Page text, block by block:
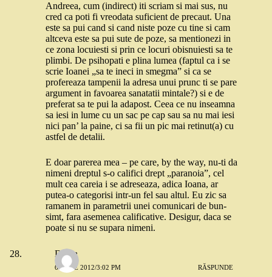
Andreea, cum (indirect) iti scriam si mai sus, nu
cred ca poti fi vreodata suficient de precaut. Una
este sa pui cand si cand niste poze cu tine si cam
altceva este sa pui sute de poze, sa mentionezi in
ce zona locuiesti si prin ce locuri obisnuiesti sa te
plimbi. De psihopati e plina lumea (faptul ca i se
scrie Ioanei „sa te ineci in smegma” si ca se
profereaza tampenii la adresa unui prunc ti se pare
argument in favoarea sanatatii mintale?) si e de
preferat sa te pui la adapost. Ceea ce nu inseamna
sa iesi in lume cu un sac pe cap sau sa nu mai iesi
nici pan’ la paine, ci sa fii un pic mai retinut(a) cu
astfel de detalii.
E doar parerea mea – pe care, by the way, nu-ti da
nimeni dreptul s-o califici drept „paranoia”, cel
mult cea careia i se adreseaza, adica Ioana, ar
putea-o categorisi intr-un fel sau altul. Eu zic sa
ramanem in parametrii unei comunicari de bun-
simt, fara asemenea calificative. Desigur, daca se
poate si nu se supara nimeni.
Diana
6 IULIE 2012/3:02 PM RĂSPUNDE